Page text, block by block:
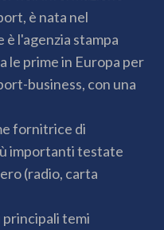
è nata nel
l'agenzia stampa
le prime in Europa per
business, con una
fornitrice di
importanti testate
(radio, carta
temi